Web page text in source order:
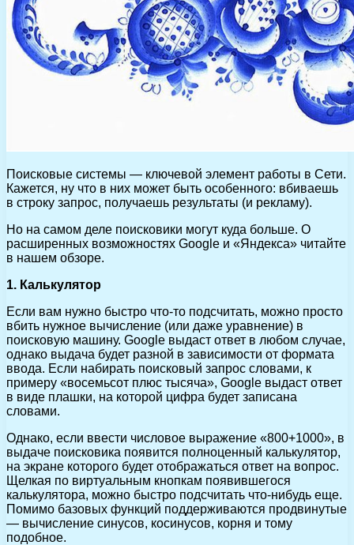
Поисковые системы — ключевой элемент работы в Сети.
Кажется, ну что в них может быть особенного: вбиваешь
в строку запрос, получаешь результаты (и рекламу).
Но на самом деле поисковики могут куда больше. О
расширенных возможностях Google и «Яндекса» читайте
в нашем обзоре.
1. Калькулятор
Если вам нужно быстро что-то подсчитать, можно просто
вбить нужное вычисление (или даже уравнение) в
поисковую машину. Google выдаст ответ в любом случае,
однако выдача будет разной в зависимости от формата
ввода. Если набирать поисковый запрос словами, к
примеру «восемьсот плюс тысяча», Google выдаст ответ
в виде плашки, на которой цифра будет записана
словами.
Однако, если ввести числовое выражение «800+1000», в
выдаче поисковика появится полноценный калькулятор,
на экране которого будет отображаться ответ на вопрос.
Щелкая по виртуальным кнопкам появившегося
калькулятора, можно быстро подсчитать что-нибудь еще.
Помимо базовых функций поддерживаются продвинутые
— вычисление синусов, косинусов, корня и тому
подобное.